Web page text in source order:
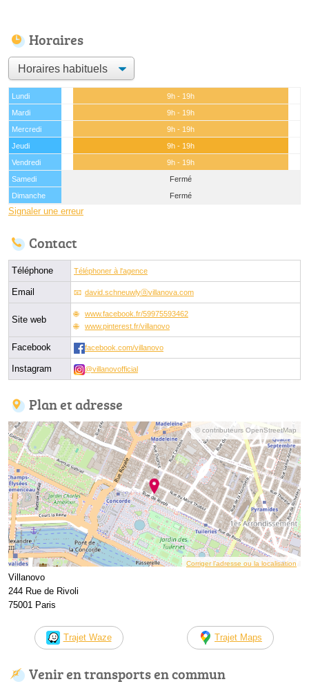
Horaires
Lundi
9h - 19h
Mardi
9h - 19h
Mercredi
9h - 19h
Jeudi
9h - 19h
Vendredi
9h - 19h
Samedi
Fermé
Dimanche
Fermé
Signaler une erreur
Contact
Téléphone Téléphoner à l'agence
Email david.schneuwlyⓐvillanova.com
Site web
www.facebook.fr/59975593462
www.pinterest.fr/villanovo
Facebook facebook.com/villanovo
Instagram @villanovofficial
Plan et adresse
© contributeurs OpenStreetMap
Corriger l’adresse ou la localisation
Villanovo
244 Rue de Rivoli
75001 Paris
Trajet Waze Trajet Maps
Venir en transports en commun